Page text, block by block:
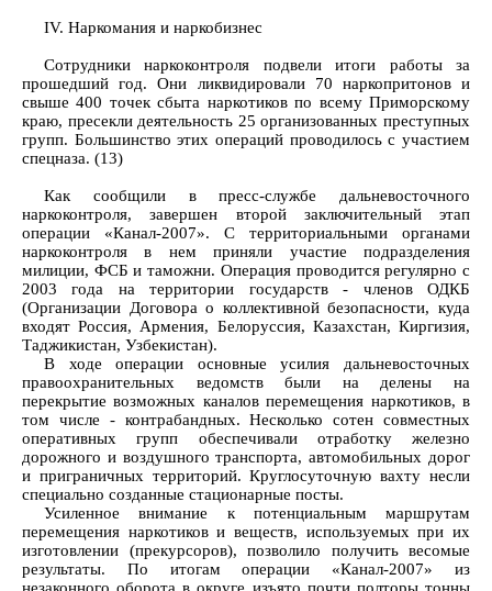
IV. Наркомания и наркобизнес
Сотрудники наркоконтроля подвели итоги работы за
прошедший год. Они ликвидировали 70 наркопритонов и
свыше 400 точек сбыта наркотиков по всему Приморскому
краю, пресекли деятельность 25 организованных преступных
групп. Большинство этих операций проводилось с участием
спецназа. (13)
Как сообщили в пресс-службе дальневосточного
наркоконтроля, завершен второй заключительный этап
операции «Канал-2007». С территориальными органами
наркоконтроля в нем приняли участие подразделения
милиции, ФСБ и таможни. Операция проводится регулярно с
2003 года на территории государств - членов ОДКБ
(Организации Договора о коллективной безопасности, куда
входят Россия, Армения, Белоруссия, Казахстан, Киргизия,
Таджикистан, Узбекистан).
В ходе операции основные усилия дальневосточных
правоохранительных ведомств были на делены на
перекрытие возможных каналов перемещения наркотиков, в
том числе - контрабандных. Несколько сотен совместных
оперативных групп обеспечивали отработку железно
дорожного и воздушного транспорта, автомобильных дорог
и приграничных территорий. Круглосуточную вахту несли
специально созданные стационарные посты.
Усиленное внимание к потенциальным маршрутам
перемещения наркотиков и веществ, используемых при их
изготовлении (прекурсоров), позволило получить весомые
результаты. По итогам операции «Канал-2007» из